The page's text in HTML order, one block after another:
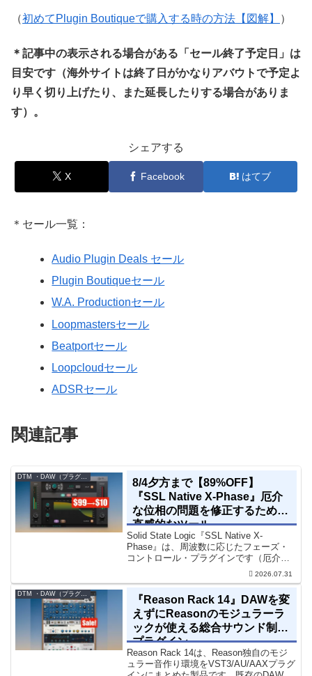
（初めてPlugin Boutiqueで購入する時の方法【図解】 ）
＊記事中の表示される場合がある「セール終了予定日」は
目安です（海外サイトは終了日がかなりアバウトで予定よ
り早く切り上げたり、また延長したりする場合がありま
す）。
シェアする
X Facebook はてブ
＊セール一覧：
Audio Plugin Deals セール
Plugin Boutiqueセール
W.A. Productionセール
Loopmastersセール
Beatportセール
Loopcloudセール
ADSRセール
関連記事
DTM ・DAW（プラグイン、シンセなど）のセール情報
8/4夕方まで【89%OFF】
『SSL Native X-Phase』厄介
な位相の問題を修正するための
直感的なツール
Solid State Logic『SSL Native X-
Phase』は、周波数に応じたフェーズ・
コントロール・プラグインです（厄介な
位相の問題を修正するための直感的なツ
ールです）。特定の周波数で位相をシフ
2026.07.31
DTM ・DAW（プラグイン、シンセなど）のセール情報
『Reason Rack 14』DAWを変
えずにReasonのモジュラーラ
ックが使える総合サウンド制作
プラグイン
Reason Rack 14は、Reason独自のモジ
ュラー音作り環境をVST3/AU/AAXプラグ